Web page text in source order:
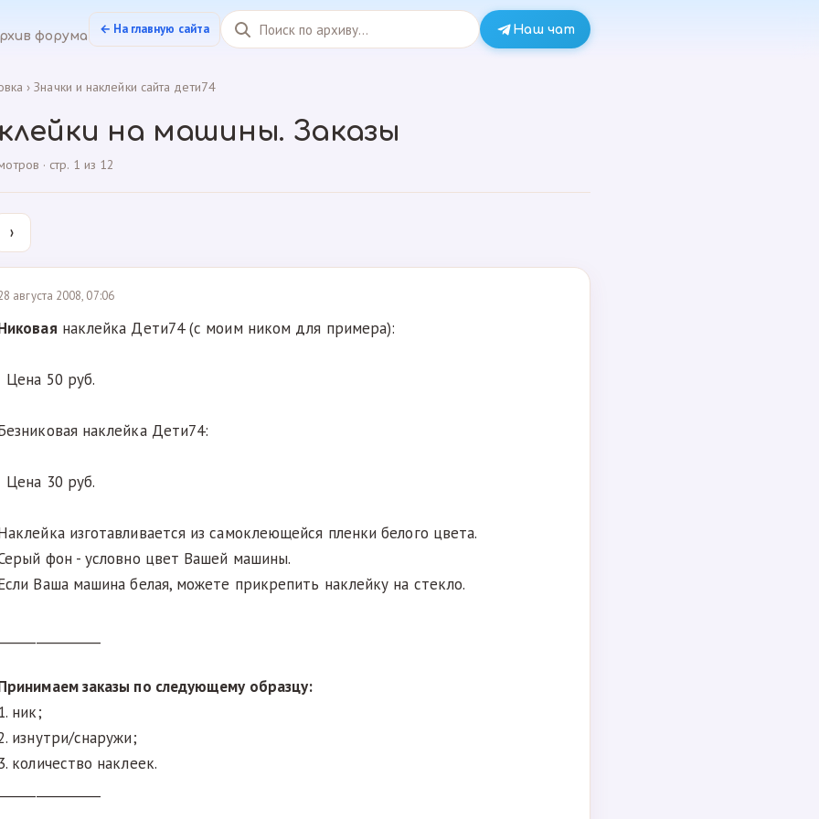
форума ← На главную сайта Наш чат
›Значки и наклейки сайта дети74
на машины. Заказы
· стр. 1 из 12
›
августа 2008, 07:06
наклейка Дети74 (с моим ником для примера):
Цена 50 руб.
наклейка Дети74:
Цена 30 руб.
изготавливается из самоклеющейся пленки белого цвета.
фон - условно цвет Вашей машины.
Ваша машина белая, можете прикрепить наклейку на стекло.
заказы по следующему образцу:
ник;
изнутри/снаружи;
3. количество наклеек.